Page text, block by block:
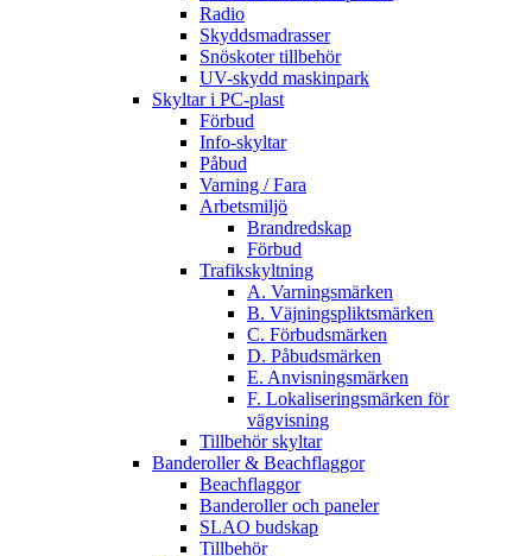
Radio
Skyddsmadrasser
Snöskoter tillbehör
UV-skydd maskinpark
Skyltar i PC-plast
Förbud
Info-skyltar
Påbud
Varning / Fara
Arbetsmiljö
Brandredskap
Förbud
Trafikskyltning
A. Varningsmärken
B. Väjningspliktsmärken
C. Förbudsmärken
D. Påbudsmärken
E. Anvisningsmärken
F. Lokaliseringsmärken för
vägvisning
Tillbehör skyltar
Banderoller & Beachflaggor
Beachflaggor
Banderoller och paneler
SLAO budskap
Tillbehör